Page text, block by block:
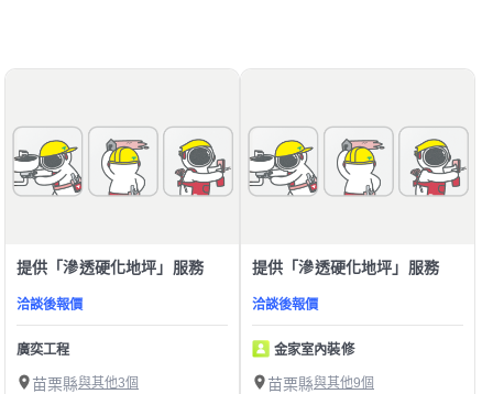
提供「滲透硬化地坪」服務
洽談後報價
廣奕工程
苗栗縣與其他3個
提供「滲透硬化地坪」服務
洽談後報價
金家室內裝修
苗栗縣與其他9個